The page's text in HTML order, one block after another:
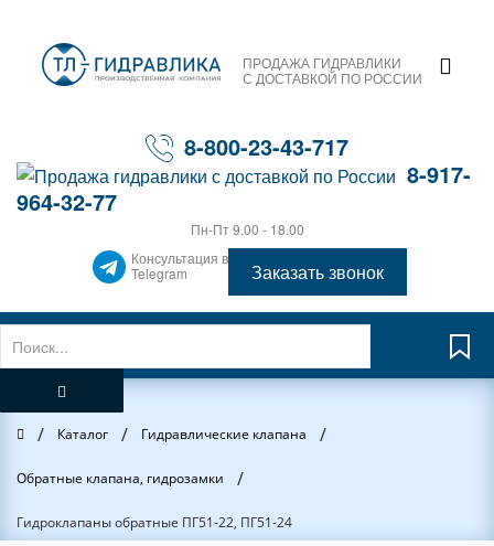
ПРОДАЖА ГИДРАВЛИКИ
С ДОСТАВКОЙ ПО РОССИИ
8-800-23-43-717
8-917-
964-32-77
Пн-Пт 9.00 - 18.00
Консультация в
Telegram
Заказать звонок
Главная
/ Каталог / Гидравлические клапана /
Обратные клапана, гидрозамки /
Гидроклапаны обратные ПГ51-22, ПГ51-24